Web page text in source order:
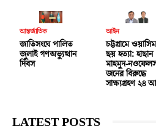
আন্তর্জাতিক
জাতিসংঘে পালিত
জুলাই গণঅভ্যুত্থান
দিবস
আইন
চট্টগ্রামে
ছয় হত্যা: হাছান
মাহমুদ-
জনের বিরুদ্ধে
সাক্ষ্যগ্রহণ ২৪
LATEST POSTS